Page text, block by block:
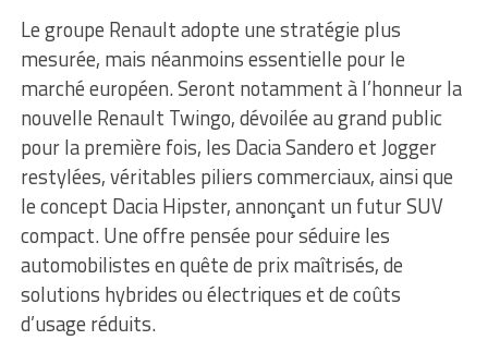
Le groupe Renault adopte une stratégie plus
mesurée, mais néanmoins essentielle pour le
marché européen. Seront notamment à l’honneur la
nouvelle Renault Twingo, dévoilée au grand public
pour la première fois, les Dacia Sandero et Jogger
restylées, véritables piliers commerciaux, ainsi que
le concept Dacia Hipster, annonçant un futur SUV
compact. Une offre pensée pour séduire les
automobilistes en quête de prix maîtrisés, de
solutions hybrides ou électriques et de coûts
d’usage réduits.